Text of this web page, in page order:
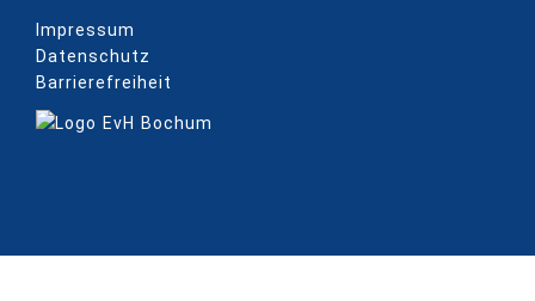
Impressum
Datenschutz
Barrierefreiheit